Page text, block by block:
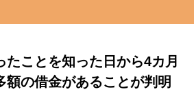
たことを知った日から4カ月
額の借金があることが判明